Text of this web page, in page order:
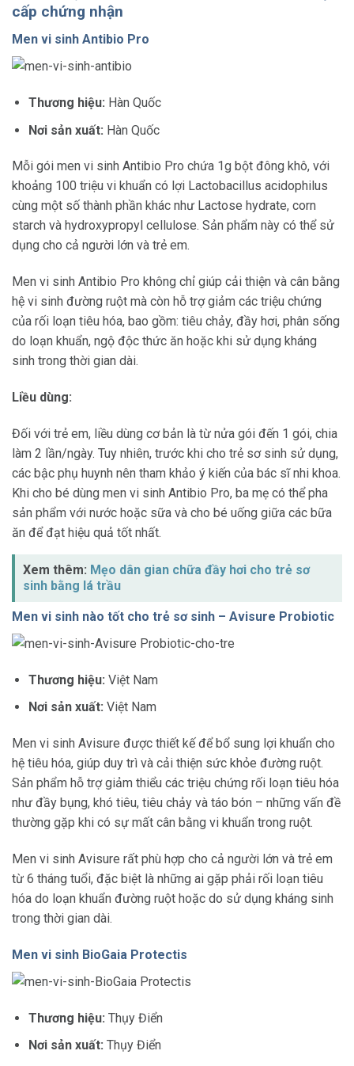
cấp chứng nhận
Men vi sinh Antibio Pro
Thương hiệu: Hàn Quốc
Nơi sản xuất: Hàn Quốc
Mỗi gói men vi sinh Antibio Pro chứa 1g bột đông khô, với
khoảng 100 triệu vi khuẩn có lợi Lactobacillus acidophilus
cùng một số thành phần khác như Lactose hydrate, corn
starch và hydroxypropyl cellulose. Sản phẩm này có thể sử
dụng cho cả người lớn và trẻ em.
Men vi sinh Antibio Pro không chỉ giúp cải thiện và cân bằng
hệ vi sinh đường ruột mà còn hỗ trợ giảm các triệu chứng
của rối loạn tiêu hóa, bao gồm: tiêu chảy, đầy hơi, phân sống
do loạn khuẩn, ngộ độc thức ăn hoặc khi sử dụng kháng
sinh trong thời gian dài.
Liều dùng:
Đối với trẻ em, liều dùng cơ bản là từ nửa gói đến 1 gói, chia
làm 2 lần/ngày. Tuy nhiên, trước khi cho trẻ sơ sinh sử dụng,
các bậc phụ huynh nên tham khảo ý kiến của bác sĩ nhi khoa.
Khi cho bé dùng men vi sinh Antibio Pro, ba mẹ có thể pha
sản phẩm với nước hoặc sữa và cho bé uống giữa các bữa
ăn để đạt hiệu quả tốt nhất.
Xem thêm: Mẹo dân gian chữa đầy hơi cho trẻ sơ
sinh bằng lá trầu
Men vi sinh nào tốt cho trẻ sơ sinh – Avisure Probiotic
Thương hiệu: Việt Nam
Nơi sản xuất: Việt Nam
Men vi sinh Avisure được thiết kế để bổ sung lợi khuẩn cho
hệ tiêu hóa, giúp duy trì và cải thiện sức khỏe đường ruột.
Sản phẩm hỗ trợ giảm thiểu các triệu chứng rối loạn tiêu hóa
như đầy bụng, khó tiêu, tiêu chảy và táo bón – những vấn đề
thường gặp khi có sự mất cân bằng vi khuẩn trong ruột.
Men vi sinh Avisure rất phù hợp cho cả người lớn và trẻ em
từ 6 tháng tuổi, đặc biệt là những ai gặp phải rối loạn tiêu
hóa do loạn khuẩn đường ruột hoặc do sử dụng kháng sinh
trong thời gian dài.
Men vi sinh BioGaia Protectis
Thương hiệu: Thụy Điển
Nơi sản xuất: Thụy Điển